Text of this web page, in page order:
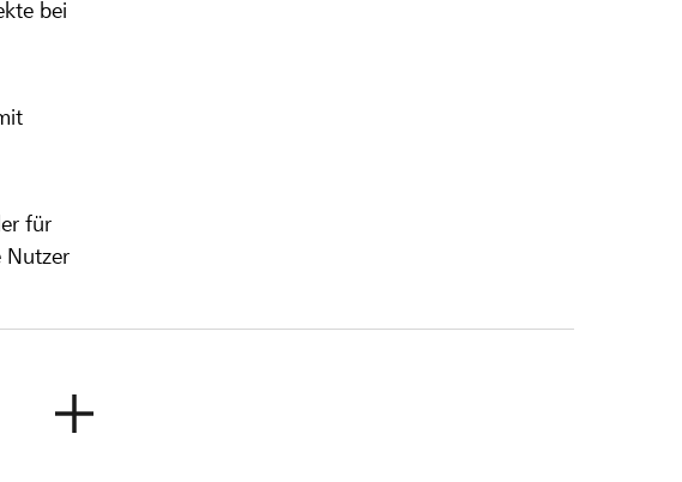
bei
für
Nutzer